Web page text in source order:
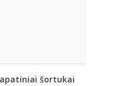
šortukai